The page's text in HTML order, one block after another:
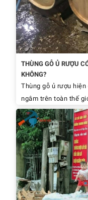
THÙNG GỖ Ủ RƯỢU
KHÔNG?
Thùng gỗ ủ rượu
ngâm trên toàn thế